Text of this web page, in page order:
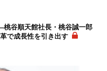
谷順天館社長・桃谷誠一郎
で成長性を引き出す